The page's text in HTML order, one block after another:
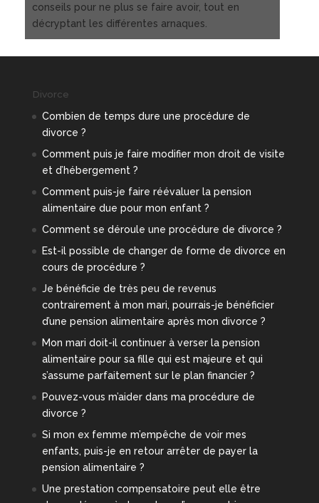
conseils pour ne plus se faire avoir, tout en
décryptant les différentes arnaques.
Divorce
Combien de temps dure une procédure de
divorce ?
Comment puis je faire modifier mon droit de visite
et d’hébergement ?
Comment puis-je faire réévaluer la pension
alimentaire due pour mon enfant ?
Comment se déroule une procédure de divorce ?
Est-il possible de changer de forme de divorce en
cours de procédure ?
Je bénéficie de très peu de revenus
contrairement à mon mari, pourrais-je bénéficier
d’une pension alimentaire après mon divorce ?
Mon mari doit-il continuer à verser la pension
alimentaire pour sa fille qui est majeure et qui
s’assume parfaitement sur le plan financier ?
Pouvez-vous m’aider dans ma procédure de
divorce ?
Si mon ex femme m’empêche de voir mes
enfants, puis-je en retour arrêter de payer la
pension alimentaire ?
Une prestation compensatoire peut elle être